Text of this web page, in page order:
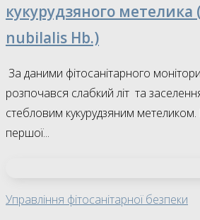
кукурудзяного метелика
nubilalis Hb.)
За даними фітосанітарного
розпочався слабкий літ та
стебловим кукурудзяним
першої...
Управління фітосанітарної безпеки